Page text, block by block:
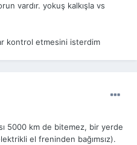
vardır. yokuş kalkışla vs
kontrol etmesini isterdim
5000 km de bitemez, bir yerde
el freninden bağımsız).